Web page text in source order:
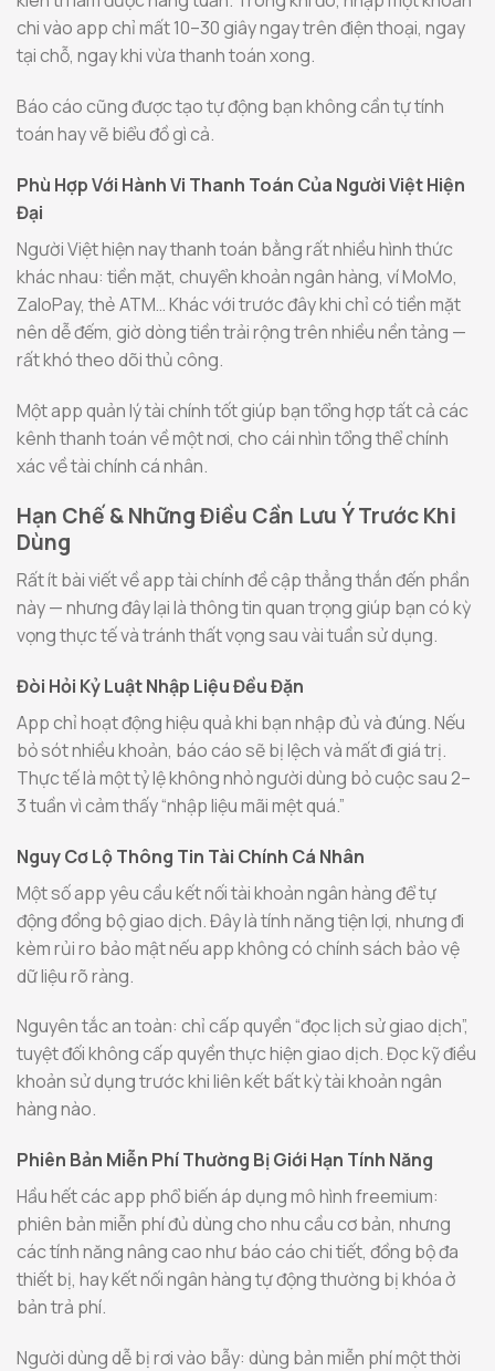
chi vào app chỉ mất 10–30 giây ngay trên điện thoại, ngay
tại chỗ, ngay khi vừa thanh toán xong.
Báo cáo cũng được tạo tự động bạn không cần tự tính
toán hay vẽ biểu đồ gì cả.
Phù Hợp Với Hành Vi Thanh Toán Của Người Việt Hiện
Đại
Người Việt hiện nay thanh toán bằng rất nhiều hình thức
khác nhau: tiền mặt, chuyển khoản ngân hàng, ví MoMo,
ZaloPay, thẻ ATM… Khác với trước đây khi chỉ có tiền mặt
nên dễ đếm, giờ dòng tiền trải rộng trên nhiều nền tảng —
rất khó theo dõi thủ công.
Một app quản lý tài chính tốt giúp bạn tổng hợp tất cả các
kênh thanh toán về một nơi, cho cái nhìn tổng thể chính
xác về tài chính cá nhân.
Hạn Chế & Những Điều Cần Lưu Ý Trước Khi
Dùng
Rất ít bài viết về app tài chính đề cập thẳng thắn đến phần
này — nhưng đây lại là thông tin quan trọng giúp bạn có kỳ
vọng thực tế và tránh thất vọng sau vài tuần sử dụng.
Đòi Hỏi Kỷ Luật Nhập Liệu Đều Đặn
App chỉ hoạt động hiệu quả khi bạn nhập đủ và đúng. Nếu
bỏ sót nhiều khoản, báo cáo sẽ bị lệch và mất đi giá trị.
Thực tế là một tỷ lệ không nhỏ người dùng bỏ cuộc sau 2–
3 tuần vì cảm thấy “nhập liệu mãi mệt quá.”
Nguy Cơ Lộ Thông Tin Tài Chính Cá Nhân
Một số app yêu cầu kết nối tài khoản ngân hàng để tự
động đồng bộ giao dịch. Đây là tính năng tiện lợi, nhưng đi
kèm rủi ro bảo mật nếu app không có chính sách bảo vệ
dữ liệu rõ ràng.
Nguyên tắc an toàn: chỉ cấp quyền “đọc lịch sử giao dịch”,
tuyệt đối không cấp quyền thực hiện giao dịch. Đọc kỹ điều
khoản sử dụng trước khi liên kết bất kỳ tài khoản ngân
hàng nào.
Phiên Bản Miễn Phí Thường Bị Giới Hạn Tính Năng
Hầu hết các app phổ biến áp dụng mô hình freemium:
phiên bản miễn phí đủ dùng cho nhu cầu cơ bản, nhưng
các tính năng nâng cao như báo cáo chi tiết, đồng bộ đa
thiết bị, hay kết nối ngân hàng tự động thường bị khóa ở
bản trả phí.
Người dùng dễ bị rơi vào bẫy: dùng bản miễn phí một thời